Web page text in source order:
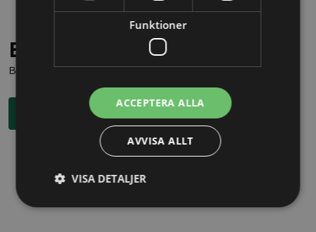
Behöver du juridisk hjälp?
Boka en kostnadsfri konsultation direkt via knappen nedan.
Boka rådgivning
Funktioner
ACCEPTERA ALLA
AVVISA ALLT
VISA DETALJER